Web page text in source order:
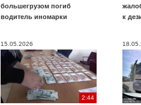
большегрузом погиб
водитель иномарки
к
15.05.2026
2:44